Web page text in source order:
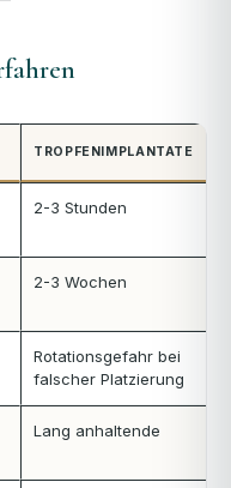
TROPFENIMPLANTATE
2-3 Stunden
2-3 Wochen
Rotationsgefahr bei
falscher Platzierung
Lang anhaltende